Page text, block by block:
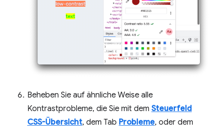
Beheben Sie auf ähnliche Weise alle
Kontrastprobleme, die Sie mit dem Steuerfeld
CSS-Übersicht, dem Tab Probleme, oder dem